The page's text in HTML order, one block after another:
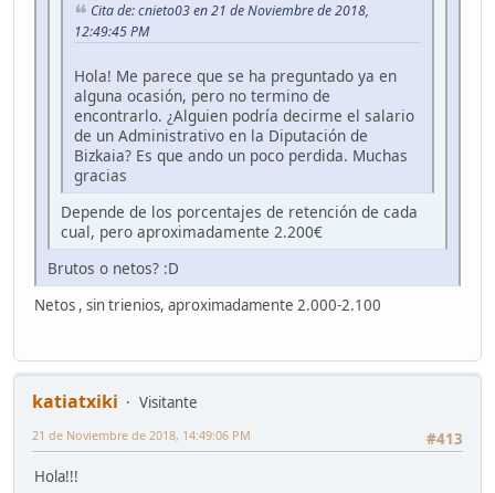
Cita de: cnieto03 en 21 de Noviembre de 2018,
12:49:45 PM
Hola! Me parece que se ha preguntado ya en
alguna ocasión, pero no termino de
encontrarlo. ¿Alguien podría decirme el salario
de un Administrativo en la Diputación de
Bizkaia? Es que ando un poco perdida. Muchas
gracias
Depende de los porcentajes de retención de cada
cual, pero aproximadamente 2.200€
Brutos o netos? :D
Netos , sin trienios, aproximadamente 2.000-2.100
katiatxiki
Visitante
#413
21 de Noviembre de 2018, 14:49:06 PM
Hola!!!